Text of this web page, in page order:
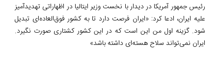
رئیس جمهور آمریکا در دیدار با نخست وزیر ایتالیا در اظهاراتی تهدیدآمیز
علیه ایران، ادعا کرد: «ایران فرصت دارد تا به کشور فوق‌العاده‌ای تبدیل
شود. گزینه اول من این است که در این کشور کشتاری صورت نگیرد.
ایران نمی‌تواند سلاح هسته‌ای داشته باشد»